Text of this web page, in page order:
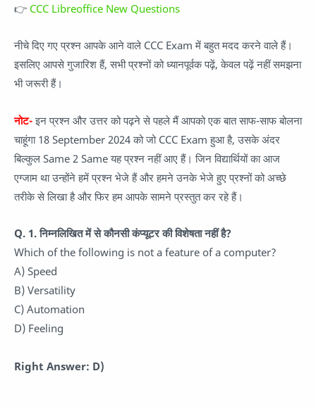
👉 CCC Libreoffice New Questions
नीचे दिए गए प्रश्न आपके आने वाले CCC Exam में बहुत मदद करने वाले हैं।
इसलिए आपसे गुजारिश हैं, सभी प्रश्नों को ध्यानपूर्वक पढ़ें, केवल पढ़ें नहीं समझना
भी जरूरी हैं।
नोट-इन प्रश्न और उत्तर को पढ़ने से पहले मैं आपको एक बात साफ-साफ बोलना
चाहूंगा 18 September 2024 को जो CCC Exam हुआ है, उसके अंदर
बिल्कुल Same 2 Same यह प्रश्न नहीं आए हैं। जिन विद्यार्थियों का आज
एग्जाम था उन्होंने हमें प्रश्न भेजे हैं और हमने उनके भेजे हुए प्रश्नों को अच्छे
तरीके से लिखा है और फिर हम आपके सामने प्रस्तुत कर रहे हैं।
Q. 1. निम्नलिखित में से कौनसी कंप्यूटर की विशेषता नहीं है?
Which of the following is not a feature of a computer?
A) Speed
B) Versatility
C) Automation
D) Feeling
Right Answer: D)